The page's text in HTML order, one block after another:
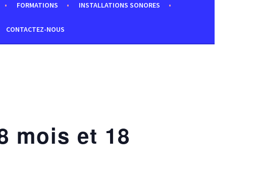
FORMATIONS INSTALLATIONS SONORES
CONTACTEZ-NOUS
mois et 18